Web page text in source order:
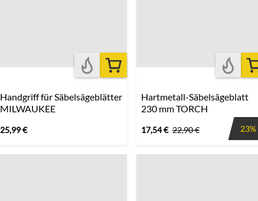
Handgriff für Säbelsägeblätter
MILWAUKEE
25,99€
Hartmetall-Säbelsägeblatt
230 mm TORCH
17,54€ 22,90€ 23%